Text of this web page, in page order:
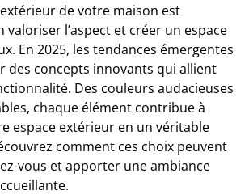
de votre maison est
valoriser l’aspect et créer un espace
En 2025, les tendances émergentes
des concepts innovants qui allient
Des couleurs audacieuses
chaque élément contribue à
espace extérieur en un véritable
comment ces choix peuvent
vous et apporter une ambiance